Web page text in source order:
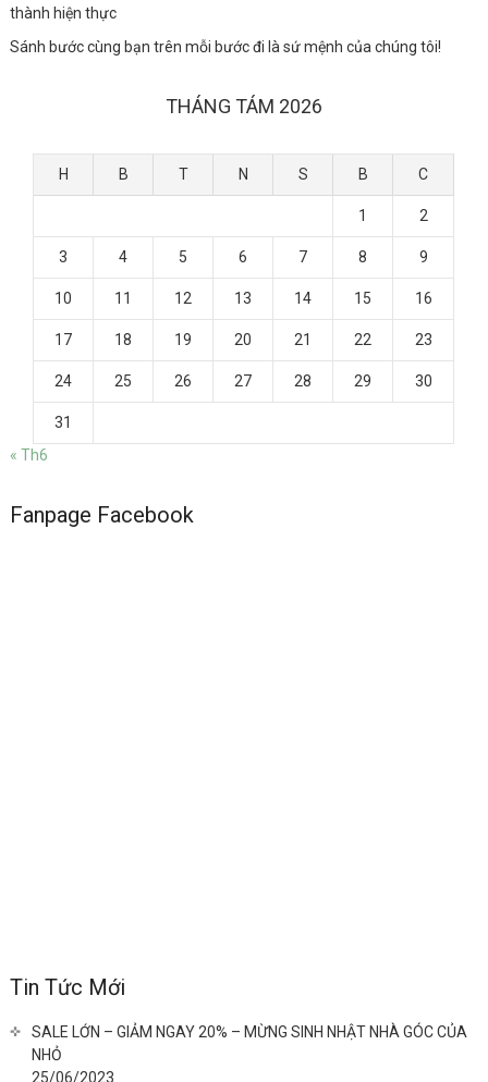
thành hiện thực
Sánh bước cùng bạn trên mỗi bước đi là sứ mệnh của chúng tôi!
THÁNG TÁM 2026
H B T N S B C
1 2
3 4 5 6 7 8 9
10 11 12 13 14 15 16
17 18 19 20 21 22 23
24 25 26 27 28 29 30
31
« Th6
Fanpage Facebook
Tin Tức Mới
SALE LỚN – GIẢM NGAY 20% – MỪNG SINH NHẬT NHÀ GÓC CỦA
NHỎ
25/06/2023